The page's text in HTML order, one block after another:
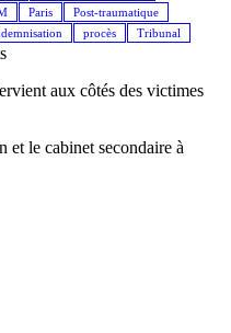
Paris
Post-traumatique
procès
Tribunal
aux côtés des victimes
et le cabinet secondaire à